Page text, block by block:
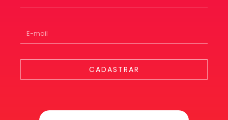
CADASTRAR